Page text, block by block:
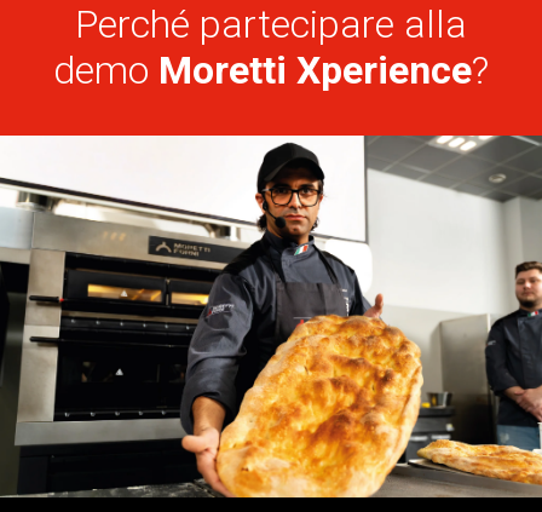
Perché partecipare alla
demo Moretti Xperience?